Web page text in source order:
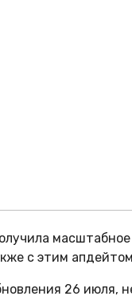
с этим
26 июля,